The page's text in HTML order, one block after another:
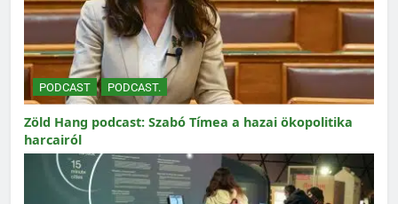
PODCAST PODCAST.
Zöld Hang podcast: Szabó Tímea a hazai ökopolitika
harcairól